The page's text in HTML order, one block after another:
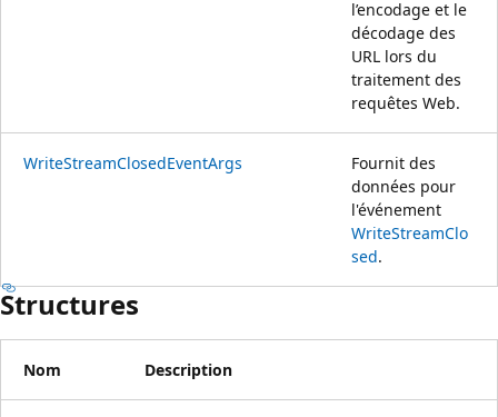
l’encodage et le
décodage des
URL lors du
traitement des
requêtes Web.
WriteStreamClosedEventArgs
Fournit des
données pour
l'événement
WriteStreamClo
sed.
Structures
Nom Description